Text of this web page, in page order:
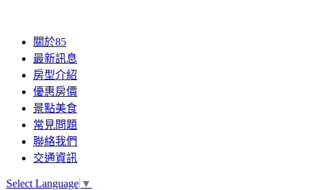
關於85
最新訊息
房型介紹
優惠房價
景點美食
常見問題
聯絡我們
交通資訊
Select Language ▼